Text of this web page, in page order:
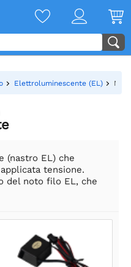
Elettroluminescente (EL)
(nastro EL) che
tensione.
del noto filo EL, che